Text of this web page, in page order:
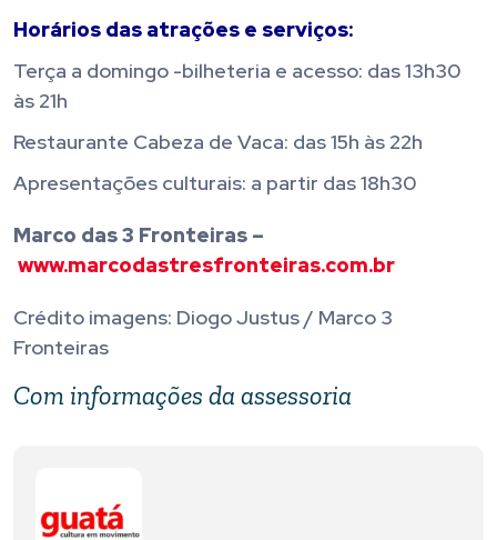
Horários das atrações e serviços:
Terça a domingo -bilheteria e acesso: das 13h30
às 21h
Restaurante Cabeza de Vaca: das 15h às 22h
Apresentações culturais: a partir das 18h30
Marco das 3 Fronteiras –
www.marcodastresfronteiras.com.br
Crédito imagens: Diogo Justus / Marco 3
Fronteiras
Com informações da assessoria